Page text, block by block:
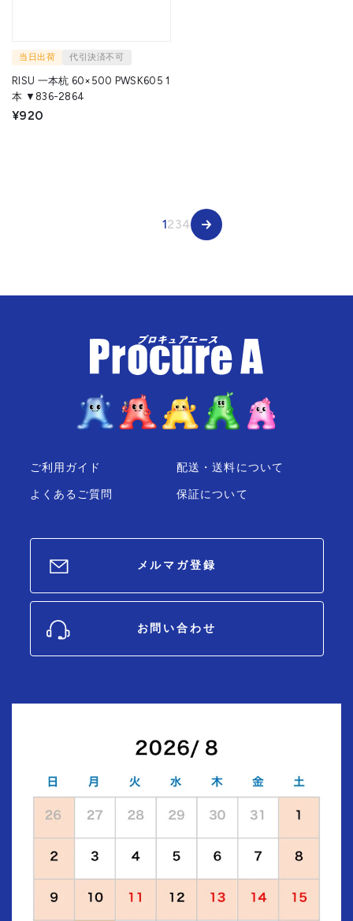
当日出荷 代引決済不可
RISU 一本杭 60×500 PWSK605 1
本 ▼836-2864
¥920
1234
ご利用ガイド
よくあるご質問
配送・送料について
保証について
メルマガ登録
お問い合わせ